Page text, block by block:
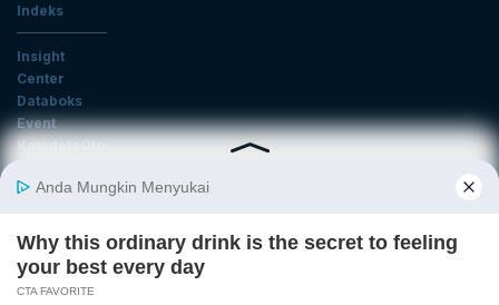
Indeks
Insight
Center
Databoks
Event
KatadataOto
Email
Daftar